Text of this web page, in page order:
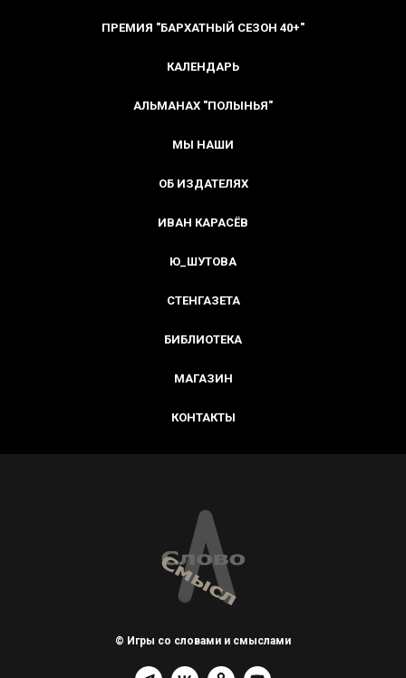
ПРЕМИЯ "БАРХАТНЫЙ СЕЗОН 40+"
КАЛЕНДАРЬ
АЛЬМАНАХ "ПОЛЫНЬЯ"
МЫ НАШИ
ОБ ИЗДАТЕЛЯХ
ИВАН КАРАСЁВ
Ю_ШУТОВА
СТЕНГАЗЕТА
БИБЛИОТЕКА
МАГАЗИН
КОНТАКТЫ
© Игры со словами и смыслами